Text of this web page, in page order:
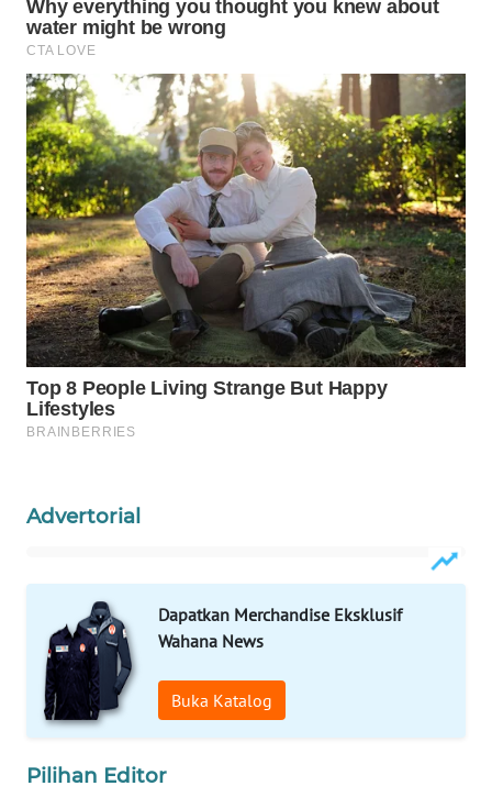
Advertorial
Dapatkan Merchandise Eksklusif
Wahana News
Buka Katalog
Pilihan Editor
WAHANA
TRAVEL
WAHANA
TV
WAHANANEWS
ID
WAHANANEWS
CO ID
WAHANANEWS
NET
WAHANA
SELEB
WAHANA
PERSONA
WAHANA